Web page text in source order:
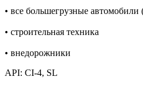
• все большегрузные автомобили
• строительная техника
• внедорожники
API: CI-4, SL